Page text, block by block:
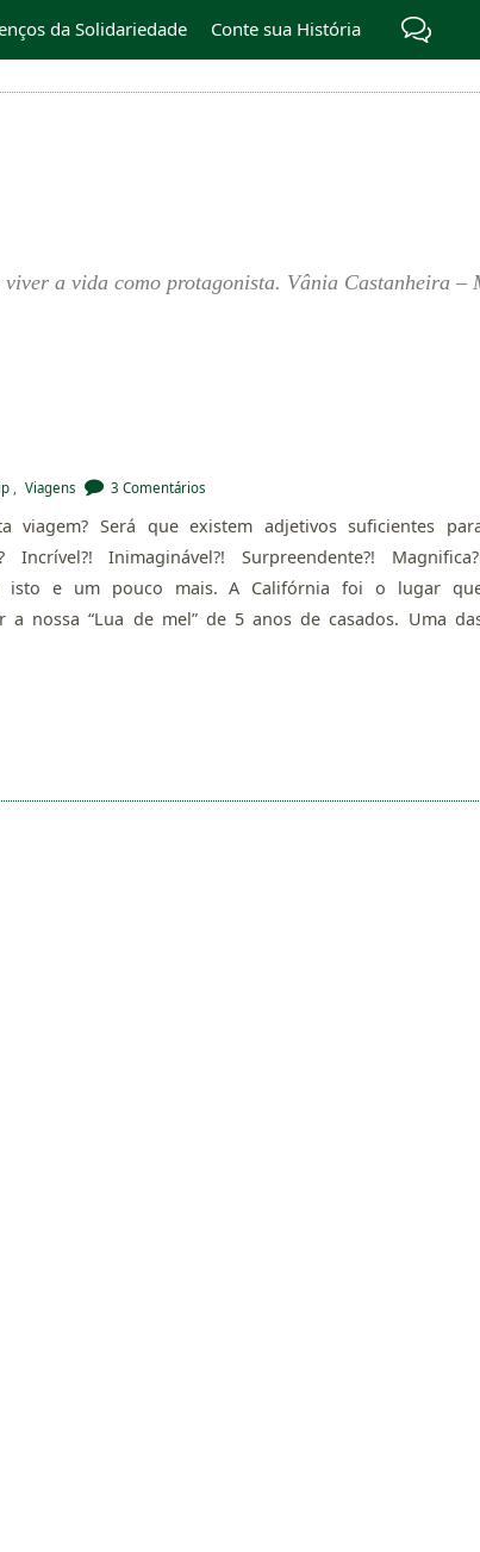
da Solidariedade Conte sua História
a vida como protagonista. Vânia Castanheira
Viagens 3 Comentários
viagem? Será que existem adjetivos suficientes
Incrível?! Inimaginável?! Surpreendente?!
isto e um pouco mais. A Califórnia foi o lugar
a nossa “Lua de mel” de 5 anos de casados. Uma